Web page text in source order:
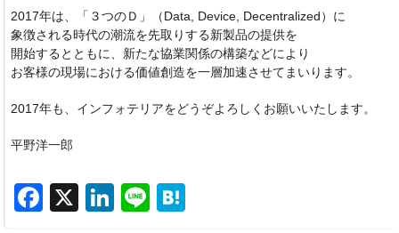
2017年は、「３つのＤ」（Data, Device, Decentralized）に
象徴される時代の潮流を先取りする新製品の提供を
開始するとともに、新たな協業関係の構築などにより
お客様の現場における価値創造を一層加速させてまいります。
2017年も、 インフォテリアをどうぞよろしくお願いいたします。
平野洋一郎
F
X
Li
Li